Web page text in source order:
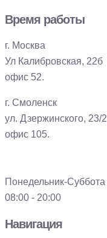
Время работы
г. Москва
Ул Калибровская, 22б
офис 52.
г. Смоленск
ул. Дзержинского, 23/2
офис 105.
Понедельник-Суббота
08:00 - 20:00
Навигация